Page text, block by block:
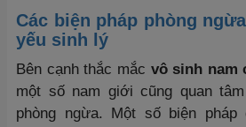
Các biện pháp phòng
yếu sinh lý
Bên cạnh thắc mắc vô sinh nam
một số nam giới cũng quan
phòng ngừa. Một số biện